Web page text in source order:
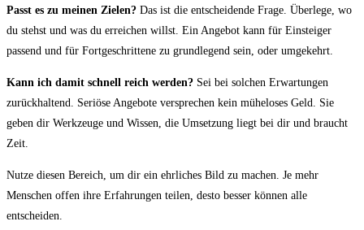
Passt es zu meinen Zielen? Das ist die entscheidende Frage. Überlege, wo
du stehst und was du erreichen willst. Ein Angebot kann für Einsteiger
passend und für Fortgeschrittene zu grundlegend sein, oder umgekehrt.
Kann ich damit schnell reich werden? Sei bei solchen Erwartungen
zurückhaltend. Seriöse Angebote versprechen kein müheloses Geld. Sie
geben dir Werkzeuge und Wissen, die Umsetzung liegt bei dir und braucht
Zeit.
Nutze diesen Bereich, um dir ein ehrliches Bild zu machen. Je mehr
Menschen offen ihre Erfahrungen teilen, desto besser können alle
entscheiden.